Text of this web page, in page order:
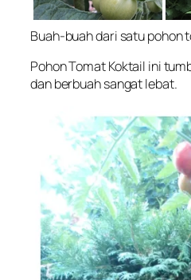
Buah-buah dari satu pohon
Pohon Tomat Koktail ini
dan berbuah sangat lebat.